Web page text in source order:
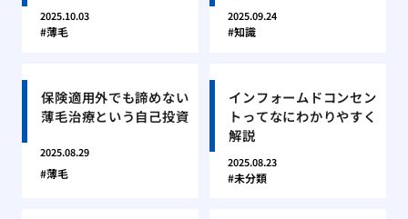
2025.10.03
薄毛
2025.09.24
知識
保険適用外でも諦めない
薄毛治療という自己投資
2025.08.29
薄毛
インフォームドコンセン
トってなにわかりやすく
解説
2025.08.23
未分類